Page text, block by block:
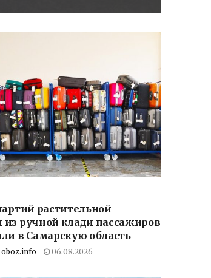
растительной
из ручной клади пассажиров
в Самарскую область
06.08.2026